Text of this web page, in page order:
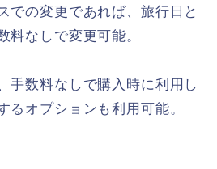
での変更であれば、旅行日と
料なしで変更可能。
手数料なしで購入時に利用し
るオプションも利用可能。